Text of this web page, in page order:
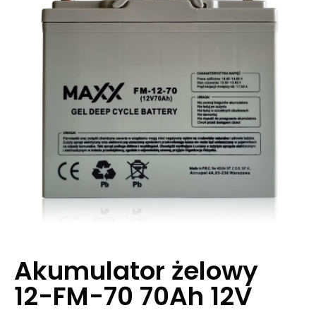
Akumulator żelowy
12-FM-70 70Ah 12V